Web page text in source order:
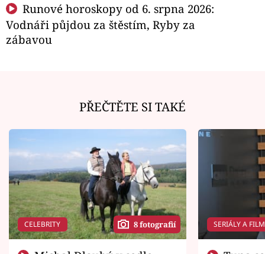
Runové horoskopy od 6. srpna 2026:
Vodnáři půjdou za štěstím, Ryby za
zábavou
PŘEČTĚTE SI TAKÉ
CELEBRITY 8 fotografií SERIÁLY A